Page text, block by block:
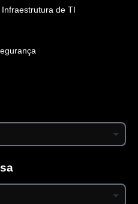
Infraestrutura de TI